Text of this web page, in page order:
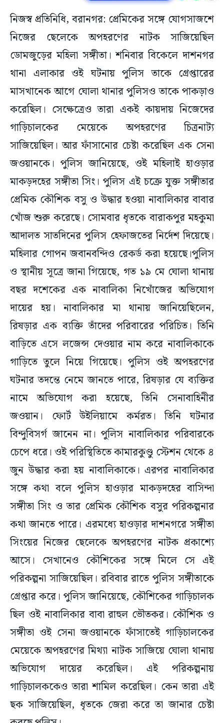
নিজস্ব প্রতিনিধি, বরানগর: প্রেমিকের সঙ্গে যোগসাজশে
নিজের ছেলেকে অপহরণের নাটক সাজিয়েছিল
ডোমজুড়ের মহিলা সঙ্গীতা। শনিবার বিকেলে দাশনগর
থানা এলাকার ওই ঘটনায় পুলিস তাকে গ্রেপ্তারের
মাসখানেক আগে ঘোলা থানার পুলিসও তাকে পাকড়াও
করেছিল। সেক্ষেত্রেও তারা একই কায়দায় নিজেদের
গাড়িচালকের মেয়েকে অপহরণের চিত্রনাট্য
সাজিয়েছিল। আর ফাঁসানোর চেষ্টা করেছিল এক সেনা
জওয়ানকে। পুলিস জানিয়েছে, ওই মহিলাই হাওড়ার
মাকড়দহের সঙ্গীতা সিং। পুলিস এই চক্রে যুক্ত সঙ্গীতার
প্রেমিক কৌশিক বসু ও উদ্ধার হওয়া নাবালিকার বাবার
খোঁজ শুরু করেছে। সোমবার ধৃতকে বারাকপুর মহকুমা
আদালত সাতদিনের পুলিস হেফাজতের নির্দেশ দিয়েছে।
মহিলার গোপন জবানবন্দিও রেকর্ড করা হয়েছে।পুলিস
ও স্থানীয় সূত্রে জানা গিয়েছে, গত ১৯ মে ঘোলা থানায়
বছর দশেকের এক নাবালিকা নিখোঁজের অভিযোগ
দায়ের হয়। নাবালিকার মা থানায় জানিয়েছিলেন,
রিষড়ার এক ব্যক্তি তাঁদের পরিবারের পরিচিত। তিনি
বাড়িতে এসে লজেন্স দেওয়ার নাম করে নাবালিকাকে
গাড়িতে তুলে নিয়ে গিয়েছে। পুলিস ওই অপহরণের
ঘটনার তদন্তে নেমে জানতে পারে, রিষড়ার যে ব্যক্তির
নামে অভিযোগ করা হয়েছে, তিনি সেনাবাহিনীর
জওয়ান। ফোর্ট উইলিয়ামে কর্মরত। তিনি ঘটনার
বিন্দুবিসর্গ জানেন না। পুলিস নাবালিকার পরিবারকে
চেপে ধরে। ওই পরিস্থিতিতে কামারকুণ্ডু স্টেশন থেকে ৪
জুন উদ্ধার করা হয় নাবালিকাকে। এরপর নাবালিকার
সঙ্গে কথা বলে পুলিস হাওড়ার মাকড়দহের বাসিন্দা
সঙ্গীতা সিং ও তার প্রেমিক কৌশিক বসুর পরিকল্পনার
কথা জানতে পারে। এরমধ্যে হাওড়ার দাশনগরে সঙ্গীতা
সিংয়ের নিজের ছেলেকে অপহরণের নাটক প্রকাশ্যে
আসে। সেখানেও কৌশিকের সঙ্গে মিলে সে এই
পরিকল্পনা সাজিয়েছিল। রবিবার রাতে পুলিস সঙ্গীতাকে
গ্রেপ্তার করে। পুলিস জানিয়েছে, কৌশিকের গাড়িচালক
ছিল ওই নাবালিকার বাবা রাহুল ভৌতকর। কৌশিক ও
সঙ্গীতা ওই সেনা জওয়ানকে ফাঁসাতেই গাড়িচালকের
মেয়েকে অপহরণের মিথ্যা নাটক সাজিয়ে ঘোলা থানায়
অভিযোগ দায়ের করেছিল। এই পরিকল্পনায়
গাড়িচালককেও তারা শামিল করেছিল। কেন তারা এই
ছক সাজিয়েছিল, ধৃতকে জেরা করে তা জানার চেষ্টা